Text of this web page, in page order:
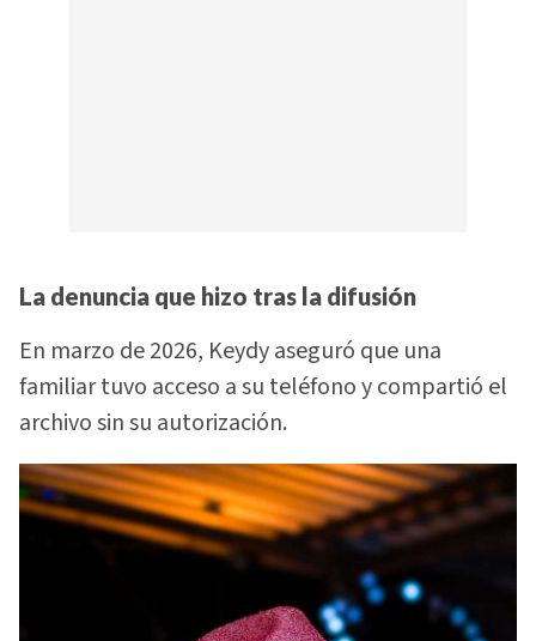
La denuncia que hizo tras la difusión
En marzo de 2026, Keydy aseguró que una
familiar tuvo acceso a su teléfono y compartió el
archivo sin su autorización.